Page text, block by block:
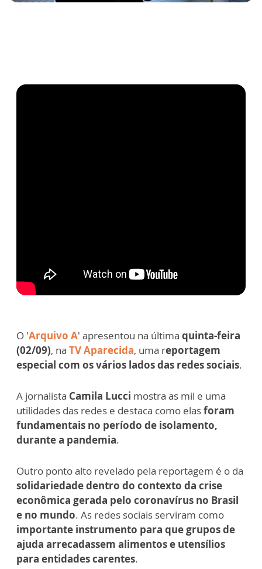
O 'Arquivo A' apresentou na última quinta-feira
(02/09), na TV Aparecida, uma reportagem
especial com os vários lados das redes sociais.
A jornalista Camila Lucci mostra as mil e uma
utilidades das redes e destaca como elasforam
fundamentais no período de isolamento,
durante a pandemia.
Outro ponto alto revelado pela reportagem é o da
solidariedadedentro do contexto da crise
econômica gerada pelo coronavírus no Brasil
e no mundo. As redes sociais serviram como
importante instrumento para que grupos de
ajuda arrecadassem alimentos e utensílios
para entidades carentes.